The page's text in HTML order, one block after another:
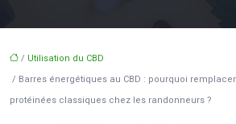
/ Utilisation du CBD
/ Barres énergétiques au CBD : pourquoi
protéinées classiques chez les randonneurs ?